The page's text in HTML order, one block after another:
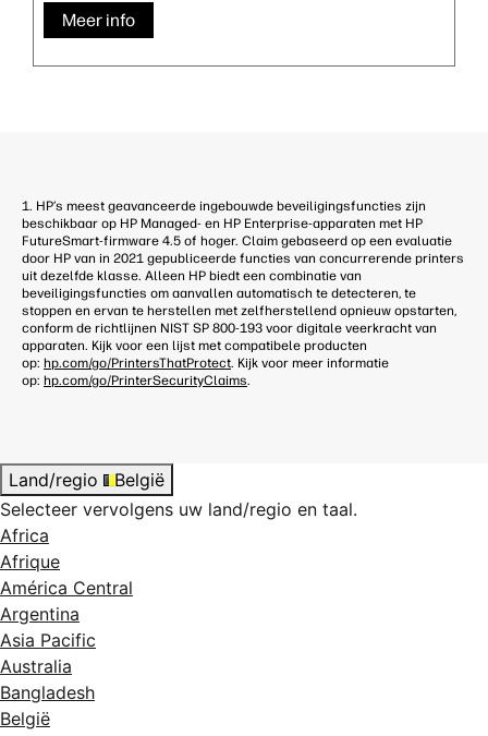
Meer info
1. HP’s meest geavanceerde ingebouwde beveiligingsfuncties zijn
beschikbaar op HP Managed- en HP Enterprise-apparaten met HP
FutureSmart-firmware 4.5 of hoger. Claim gebaseerd op een evaluatie
door HP van in 2021 gepubliceerde functies van concurrerende printers
uit dezelfde klasse. Alleen HP biedt een combinatie van
beveiligingsfuncties om aanvallen automatisch te detecteren, te
stoppen en ervan te herstellen met zelfherstellend opnieuw opstarten,
conform de richtlijnen NIST SP 800-193 voor digitale veerkracht van
apparaten. Kijk voor een lijst met compatibele producten
op: hp.com/go/PrintersThatProtect. Kijk voor meer informatie
op: hp.com/go/PrinterSecurityClaims.
Land/regio
België
Selecteer vervolgens uw land/regio en taal.
Africa
Afrique
América Central
Argentina
Asia Pacific
Australia
Bangladesh
België